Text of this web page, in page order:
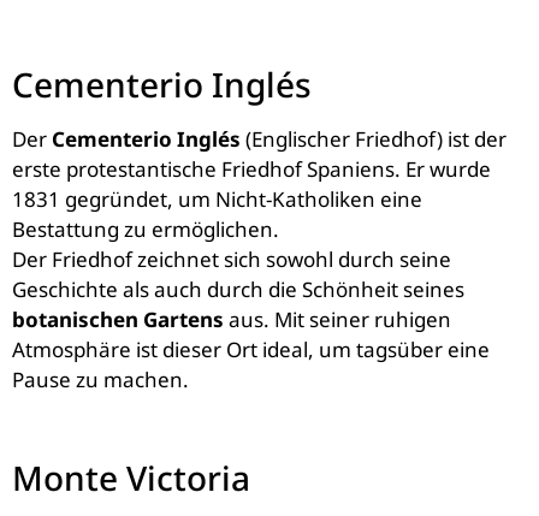
Cementerio Inglés
Der Cementerio Inglés (Englischer Friedhof) ist der
erste protestantische Friedhof Spaniens. Er wurde
1831 gegründet, um Nicht-Katholiken eine
Bestattung zu ermöglichen.
Der Friedhof zeichnet sich sowohl durch seine
Geschichte als auch durch die Schönheit seines
botanischen Gartens aus. Mit seiner ruhigen
Atmosphäre ist dieser Ort ideal, um tagsüber eine
Pause zu machen.
Monte Victoria